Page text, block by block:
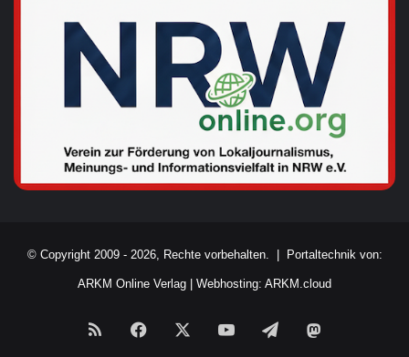
© Copyright 2009 - 2026, Rechte vorbehalten. | Portaltechnik von:
ARKM Online Verlag | Webhosting: ARKM.cloud
RSS Facebook YouTubeTelegram